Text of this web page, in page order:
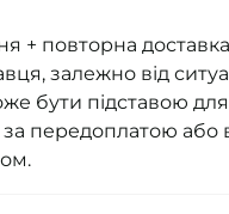
+ повторна
залежно від
бути підставою
передоплатою або